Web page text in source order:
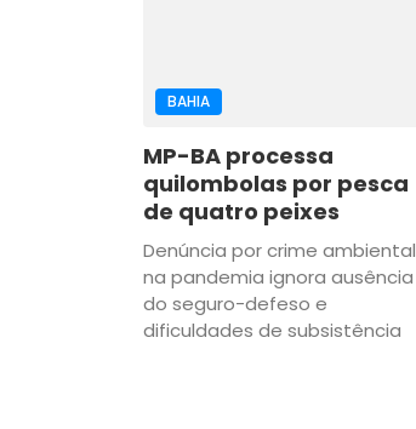
BAHIA
MP-BA processa
quilombolas por pesca
de quatro peixes
Denúncia por crime ambiental
na pandemia ignora ausência
do seguro-defeso e
dificuldades de subsistência